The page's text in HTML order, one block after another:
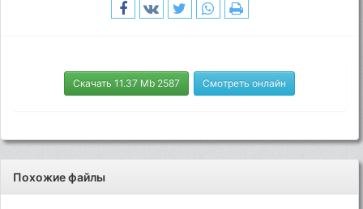
Скачать 11.37 Mb 2587 Смотреть онлайн
Похожие файлы